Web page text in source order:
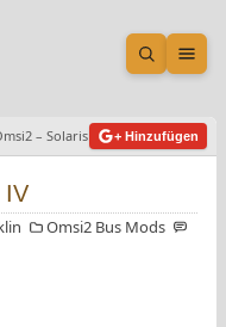
Suche
– Solaris Urbino 12 IV
+ Hinzufügen
IV
Omsi2 Bus Mods